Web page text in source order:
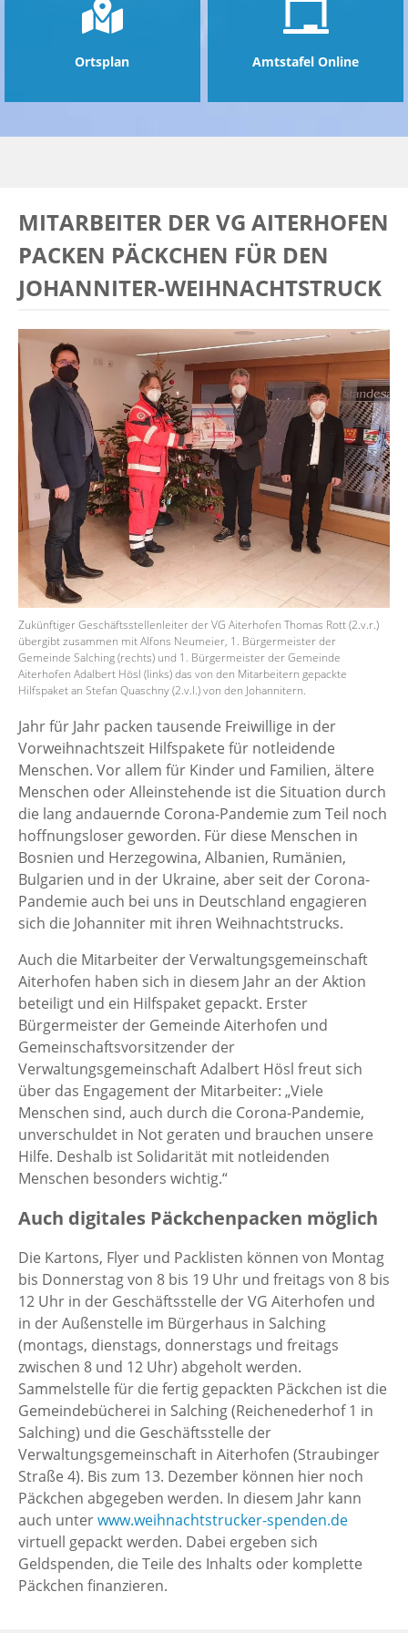
Ortsplan Amtstafel Online
MITARBEITER DER VG AITERHOFEN
PACKEN PÄCKCHEN FÜR DEN
JOHANNITER-WEIHNACHTSTRUCK
Zukünftiger Geschäftsstellenleiter der VG Aiterhofen Thomas Rott (2.v.r.)
übergibt zusammen mit Alfons Neumeier, 1. Bürgermeister der
Gemeinde Salching (rechts) und 1. Bürgermeister der Gemeinde
Aiterhofen Adalbert Hösl (links) das von den Mitarbeitern gepackte
Hilfspaket an Stefan Quaschny (2.v.l.) von den Johannitern.
Jahr für Jahr packen tausende Freiwillige in der
Vorweihnachtszeit Hilfspakete für notleidende
Menschen. Vor allem für Kinder und Familien, ältere
Menschen oder Alleinstehende ist die Situation durch
die lang andauernde Corona-Pandemie zum Teil noch
hoffnungsloser geworden. Für diese Menschen in
Bosnien und Herzegowina, Albanien, Rumänien,
Bulgarien und in der Ukraine, aber seit der Corona-
Pandemie auch bei uns in Deutschland engagieren
sich die Johanniter mit ihren Weihnachtstrucks.
Auch die Mitarbeiter der Verwaltungsgemeinschaft
Aiterhofen haben sich in diesem Jahr an der Aktion
beteiligt und ein Hilfspaket gepackt. Erster
Bürgermeister der Gemeinde Aiterhofen und
Gemeinschaftsvorsitzender der
Verwaltungsgemeinschaft Adalbert Hösl freut sich
über das Engagement der Mitarbeiter: „Viele
Menschen sind, auch durch die Corona-Pandemie,
unverschuldet in Not geraten und brauchen unsere
Hilfe. Deshalb ist Solidarität mit notleidenden
Menschen besonders wichtig.“
Auch digitales Päckchenpacken möglich
Die Kartons, Flyer und Packlisten können von Montag
bis Donnerstag von 8 bis 19 Uhr und freitags von 8 bis
12 Uhr in der Geschäftsstelle der VG Aiterhofen und
in der Außenstelle im Bürgerhaus in Salching
(montags, dienstags, donnerstags und freitags
zwischen 8 und 12 Uhr) abgeholt werden.
Sammelstelle für die fertig gepackten Päckchen ist die
Gemeindebücherei in Salching (Reichenederhof 1 in
Salching) und die Geschäftsstelle der
Verwaltungsgemeinschaft in Aiterhofen (Straubinger
Straße 4). Bis zum 13. Dezember können hier noch
Päckchen abgegeben werden. In diesem Jahr kann
auch unterwww.weihnachtstrucker-spenden.de
virtuell gepackt werden. Dabei ergeben sich
Geldspenden, die Teile des Inhalts oder komplette
Päckchen finanzieren.